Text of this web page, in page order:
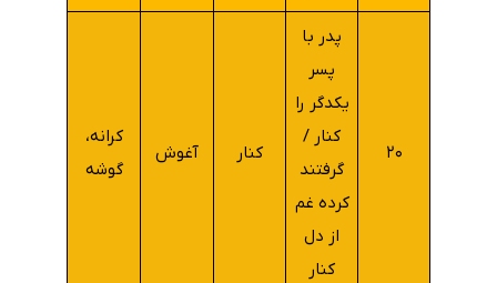
۲۰
پدر با
پسر
یکدگر را
کنار /
گرفتند
کرده غم
از دل
کنار
کنار آغوش
کرانه،
گوشه